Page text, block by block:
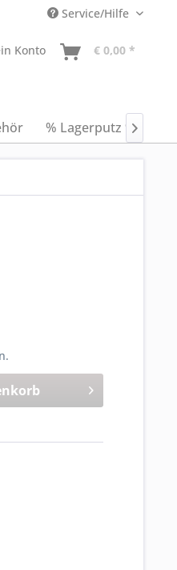
Service/Hilfe
Konto € 0,00 *
% Lagerputz %